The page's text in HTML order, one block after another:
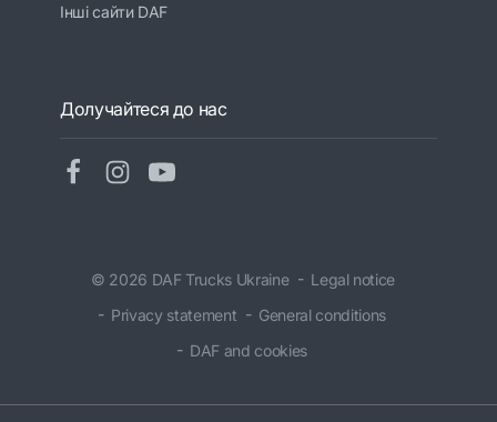
Інші сайти DAF
Долучайтеся до нас
© 2026 DAF Trucks Ukraine
Legal notice
Privacy statement
General conditions
DAF and cookies